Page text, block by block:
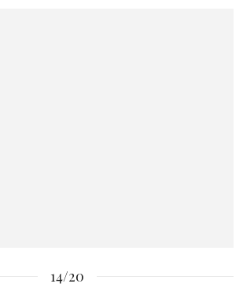
14/20